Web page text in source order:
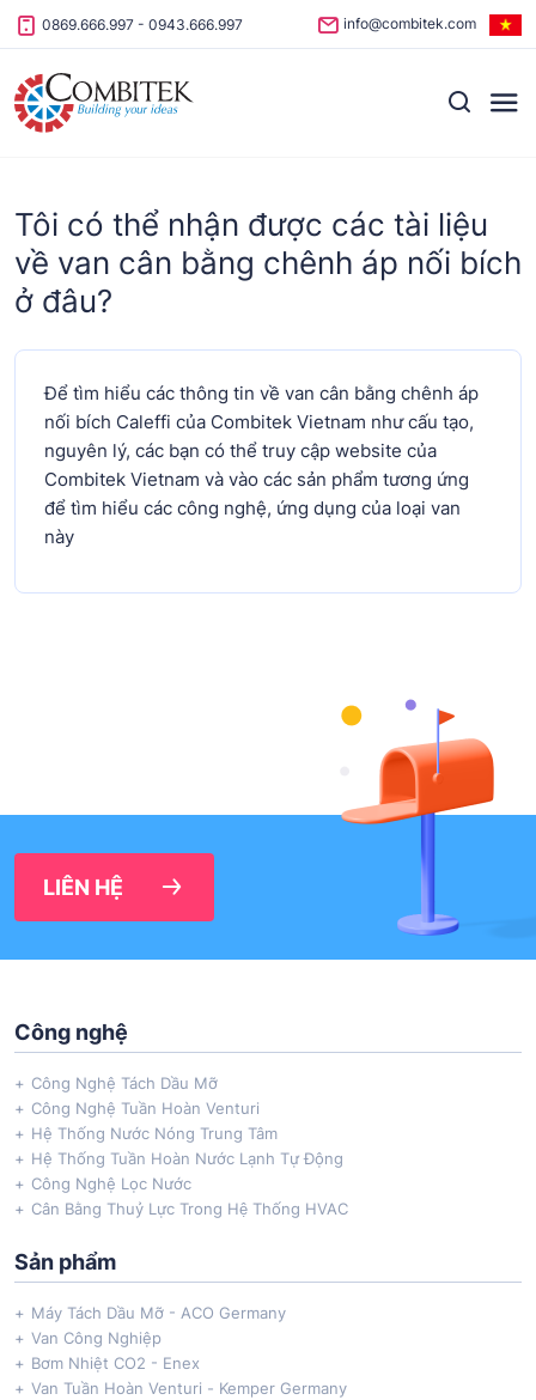
Skip to content
0869.666.997 - 0943.666.997 info@combitek.com
Tôi có thể nhận được các tài liệu
về van cân bằng chênh áp nối bích
ở đâu?
Để tìm hiểu các thông tin về van cân bằng chênh áp
nối bích Caleffi của Combitek Vietnam như cấu tạo,
nguyên lý, các bạn có thể truy cập website của
Combitek Vietnam và vào các sản phẩm tương ứng
để tìm hiểu các công nghệ, ứng dụng của loại van
này
LIÊN HỆ
Công nghệ
Công Nghệ Tách Dầu Mỡ
Công Nghệ Tuần Hoàn Venturi
Hệ Thống Nước Nóng Trung Tâm
Hệ Thống Tuần Hoàn Nước Lạnh Tự Động
Công Nghệ Lọc Nước
Cân Bằng Thuỷ Lực Trong Hệ Thống HVAC
Sản phẩm
Máy Tách Dầu Mỡ - ACO Germany
Van Công Nghiệp
Bơm Nhiệt CO2 - Enex
Van Tuần Hoàn Venturi - Kemper Germany